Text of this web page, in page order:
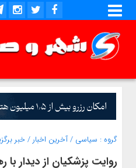
گروه : سیاسی /آخرین اخبار /خبر
روایت پزشکیان از دیدار با